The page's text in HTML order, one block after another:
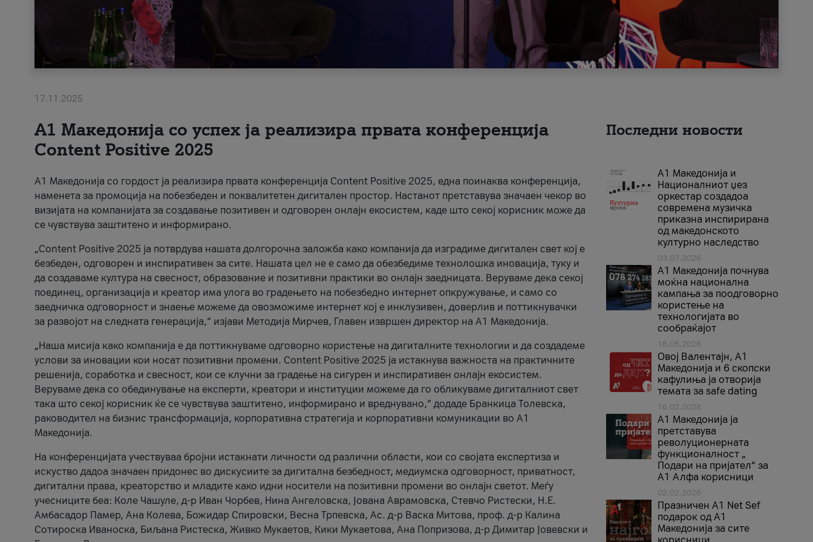
17.11.2025
А1 Македонија со успех ја реализира првата конференција
Content Positive 2025
А1 Македонија со гордост ја реализира првата конференција Content Positive 2025, една поинаква конференција,
наменета за промоција на побезбеден и поквалитетен дигитален простор. Настанот претставува значаен чекор во
визијата на компанијата за создавање позитивен и одговорен онлајн екосистем, каде што секој корисник може да
се чувствува заштитено и информирано.
„Content Positive 2025 ја потврдува нашата долгорочна заложба како компанија да изградиме дигитален свет кој е
безбеден, одговорен и инспиративен за сите. Нашата цел не е само да обезбедиме технолошка иновација, туку и
да создаваме култура на свесност, образование и позитивни практики во онлајн заедницата. Веруваме дека секој
поединец, организација и креатор има улога во градењето на побезбедно интернет опкружување, и само со
заедничка одговорност и знаење можеме да овозможиме интернет кој е инклузивен, доверлив и поттикнувачки
за развојот на следната генерација,“ изјави Методија Мирчев, Главен извршен директор на А1 Македонија.
„Наша мисија како компанија е да поттикнуваме одговорно користење на дигиталните технологии и да создадеме
услови за иновации кои носат позитивни промени. Content Positive 2025 ја истакнува важноста на практичните
решенија, соработка и свесност, кои се клучни за градење на сигурен и инспиративен онлајн екосистем.
Веруваме дека со обединување на експерти, креатори и институции можеме да го обликуваме дигиталниот свет
така што секој корисник ќе се чувствува заштитено, информирано и вреднувано,“ додаде Бранкица Толевска,
раководител на бизнис трансформација, корпоративна стратегија и корпоративни комуникации во А1
Македонија.
На конференцијата учествуваа бројни истакнати личности од различни области, кои со својата експертиза и
искуство дадоа значаен придонес во дискусиите за дигитална безбедност, медиумска одговорност, приватност,
дигитални права, креаторство и младите како идни носители на позитивни промени во онлајн светот. Меѓу
учесниците беа: Коле Чашуле, д-р Иван Чорбев, Нина Ангеловска, Јована Аврамовска, Стевчо Ристески, Н.Е.
Амбасадор Памер, Ана Колева, Божидар Спировски, Весна Трпевска, Ас. д-р Васка Митова, проф. д-р Калина
Сотироска Иваноска, Биљана Ристеска, Живко Мукаетов, Кики Мукаетова, Ана Попризова, д-р Димитар Јовевски и
Последни новости
А1 Македонија и
Националниот џез
оркестар создадоа
современа музичка
приказна инспирирана
од македонското
културно наследство
03.07.2026
A1 Македонија почнува
моќна национална
кампања за поодговорно
користење на
технологијата во
сообраќајот
18.05.2026
Овој Валентајн, A1
Македонија и 6 скопски
кафулиња ја отворија
темата за safe dating
16.02.2026
А1 Македонија ја
претставува
револуционерната
функционалност „
Подари на пријател“ за
А1 Алфа корисници
02.02.2026
Празничен A1 Net Sеf
подарок од А1
Македонија за сите
корисници